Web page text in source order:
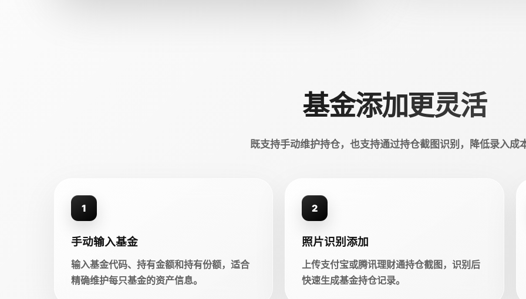
基金添加更灵活
既支持手动维护持仓，也支持通过持仓截图识别，降低录入成
1
手动输入基金
输入基金代码、持有金额和持有份额，适合
精确维护每只基金的资产信息。
2
照片识别添加
上传支付宝或腾讯理财通持仓截图，识别后
快速生成基金持仓记录。